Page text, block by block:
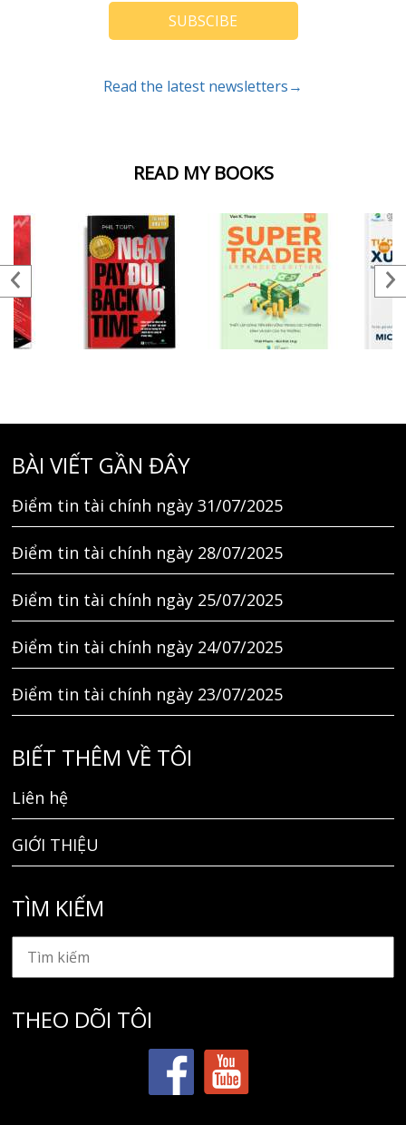
READ MY BOOKS
SUBSCIBE
Read the latest newsletters→
BÀI VIẾT GẦN ĐÂY
Điểm tin tài chính ngày 31/07/2025
Điểm tin tài chính ngày 28/07/2025
Điểm tin tài chính ngày 25/07/2025
Điểm tin tài chính ngày 24/07/2025
Điểm tin tài chính ngày 23/07/2025
BIẾT THÊM VỀ TÔI
Liên hệ
GIỚI THIỆU
TÌM KIẾM
THEO DÕI TÔI